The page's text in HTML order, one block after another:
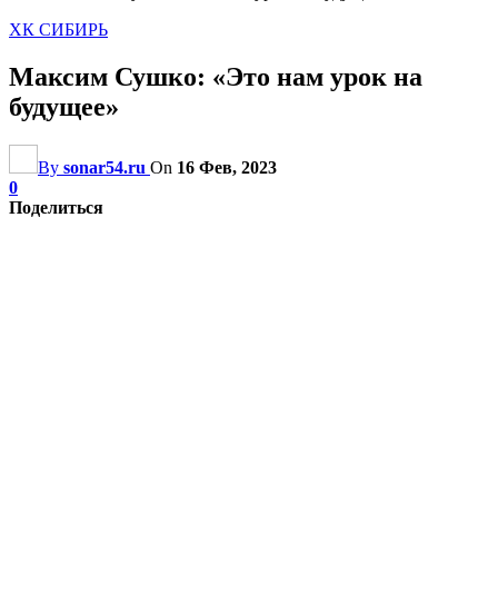
ХК СИБИРЬ
Максим Сушко: «Это нам урок на
будущее»
By sonar54.ru On 16 Фев, 2023
0
Поделиться